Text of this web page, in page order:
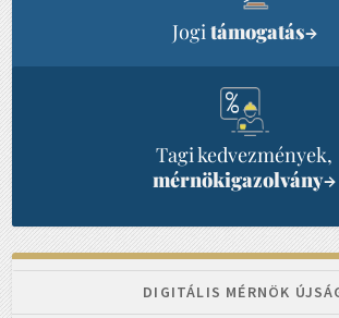
Jogi támogatás→
Tagi kedvezmények,
mérnökigazolvány→
DIGITÁLIS MÉRNÖK